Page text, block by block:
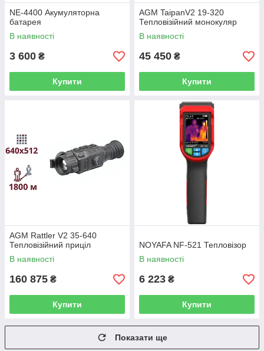
NE-4400 Акумуляторна
батарея
В наявності
3 600 ₴
Купити
AGM TaipanV2 19-320
Тепловізійний монокуляр
В наявності
45 450 ₴
Купити
AGM Rattler V2 35-640
Тепловізійний приціл
В наявності
160 875 ₴
Купити
NOYAFA NF-521 Тепловізор
В наявності
6 223 ₴
Купити
Показати ще